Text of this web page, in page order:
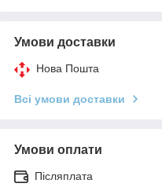
Умови доставки
Нова Пошта
Всі умови доставки
Умови оплати
Післяплата